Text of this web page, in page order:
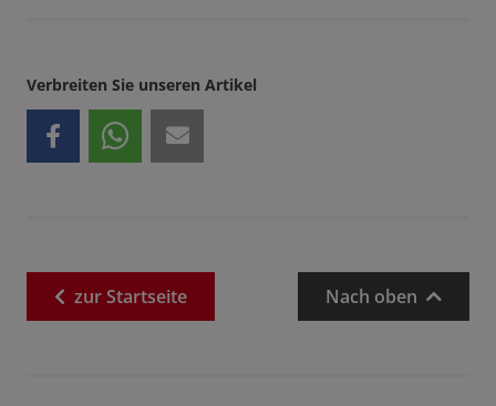
Verbreiten Sie unseren Artikel
zurStartseite Nach oben